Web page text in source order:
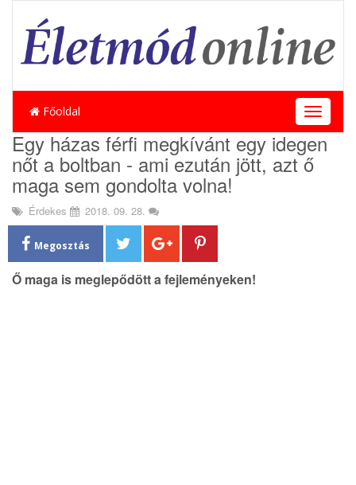
Főoldal
T
o
g
g
Egy házas férfi megkívánt egy idegen
nőt a boltban - ami ezután jött, azt ő
maga sem gondolta volna!
Érdekes 2018. 09. 28.
Megosztás
Ő maga is meglepődött a fejleményeken!